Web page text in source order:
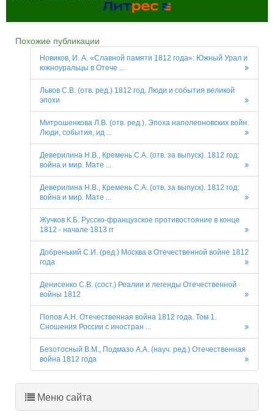
Похожие публикации
Новиков, И. А. «Славной памяти 1812 года»: Южный Урал и
южноуральцы в Отече ...
Львов С.В. (отв. ред.) 1812 год. Люди и события великой
эпохи
Митрошенкова Л.В. (отв. ред.). Эпоха наполеоновских войн.
Люди, события, ид ...
Деверилина Н.В., Кремень С.А. (отв. за выпуск). 1812 год:
война и мир. Мате ...
Деверилина Н.В., Кремень С.А. (отв. за выпуск). 1812 год:
война и мир. Мате ...
Жучков К.Б. Русско-французское противостояние в конце
1812 - начале 1813 гг
Добренький С.И. (ред.) Москва в Отечественной войне 1812
года
Денисенко С.В. (сост.) Реалии и легенды Отечественной
войны 1812
Попов А.Н. Отечественная война 1812 года. Том 1.
Сношения России с иностран ...
Безотосный В.М., Подмазо А.А. (науч. ред.) Отечественная
война 1812 года
Меню сайта